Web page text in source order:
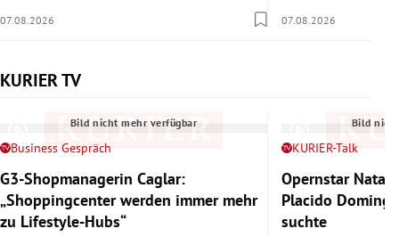
07.08.2026 07.08.2026
KURIER TV
Slide 1 von 6
Bild nicht mehr verfügbar
Business Gespräch
G3-Shopmanagerin Caglar:
„Shoppingcenter werden immer mehr
zu Lifestyle-Hubs“
Bild
KURIER-Talk
Opernstar
Placido
suchte